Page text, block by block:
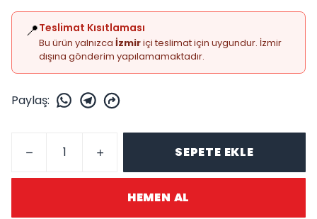
📍Teslimat Kısıtlaması
Bu ürün yalnızca İzmiriçi teslimat için uygundur. İzmir
dışına gönderim yapılamamaktadır.
Paylaş:
SEPETE EKLE
HEMEN AL